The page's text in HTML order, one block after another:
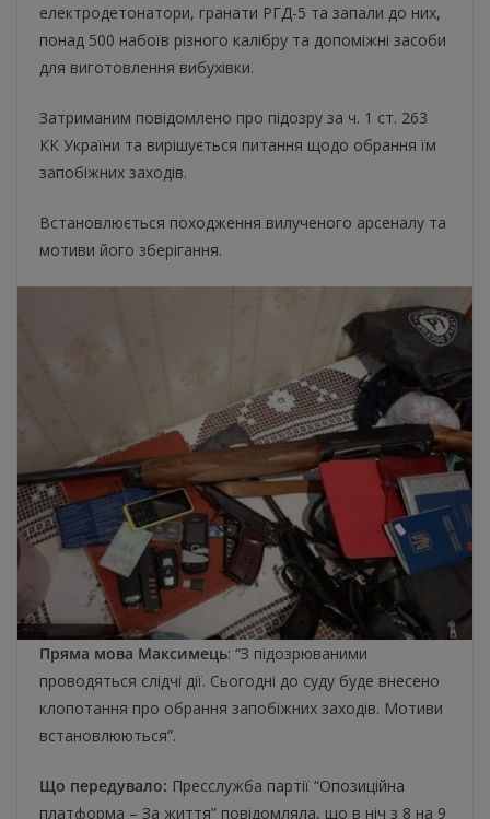
електродетонатори, гранати РГД-5 та запали до них,
понад 500 набоїв різного калібру та допоміжні засоби
для виготовлення вибухівки.
Затриманим повідомлено про підозру за ч. 1 ст. 263
КК України та вирішується питання щодо обрання їм
запобіжних заходів.
Встановлюється походження вилученого арсеналу та
мотиви його зберігання.
Пряма мова Максимець: “З підозрюваними
проводяться слідчі дії. Сьогодні до суду буде внесено
клопотання про обрання запобіжних заходів. Мотиви
встановлюються”.
Що передувало: Пресслужба партії “Опозиційна
платформа – За життя” повідомляла, що в ніч з 8 на 9